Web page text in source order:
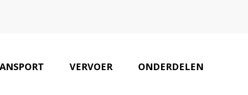
VERVOER ONDERDELEN